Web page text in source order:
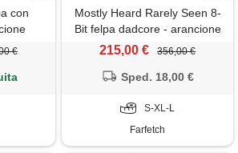
con
€
Mostly Heard Rarely Seen 8-
Bit felpa dadcore - arancione
215,00 € 356,00 €
Sped. 18,00 €
S-XL-L
Farfetch